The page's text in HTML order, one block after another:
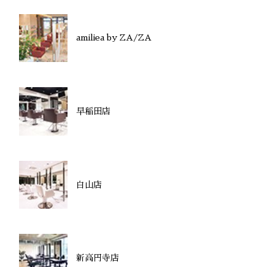
amiliea by ZA/ZA
早稲田店
白山店
新高円寺店